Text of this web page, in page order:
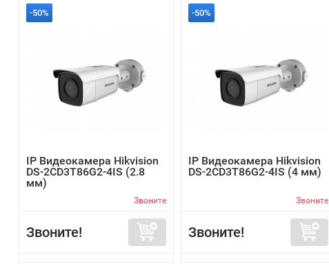
-50%
IP Видеокамера Hikvision
DS-2CD3T86G2-4IS (2.8
мм)
Звоните
Звоните!
-50%
IP Видеокамера Hikvision
DS-2CD3T86G2-4IS (4 мм)
Звоните
Звоните!